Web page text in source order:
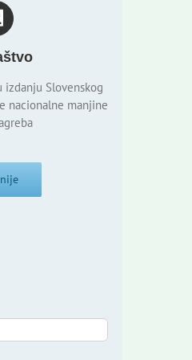
Slovenskog
nacionalne manjine